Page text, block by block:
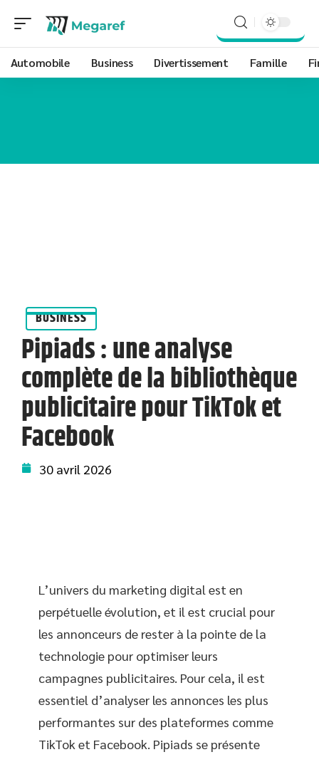
Automobile Business Divertissement Famille
BUSINESS
Pipiads : une analyse
complète de la bibliothèque
publicitaire pour TikTok et
Facebook
30 avril 2026
L’univers du marketing digital est en
perpétuelle évolution, et il est crucial pour
les annonceurs de rester à la pointe de la
technologie pour optimiser leurs
campagnes publicitaires. Pour cela, il est
essentiel d’analyser les annonces les plus
performantes sur des plateformes comme
TikTok et Facebook. Pipiads se présente